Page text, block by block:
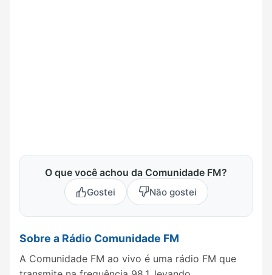
O que você achou da Comunidade FM?
Gostei Não gostei
Sobre a Rádio Comunidade FM
A Comunidade FM ao vivo é uma rádio FM que